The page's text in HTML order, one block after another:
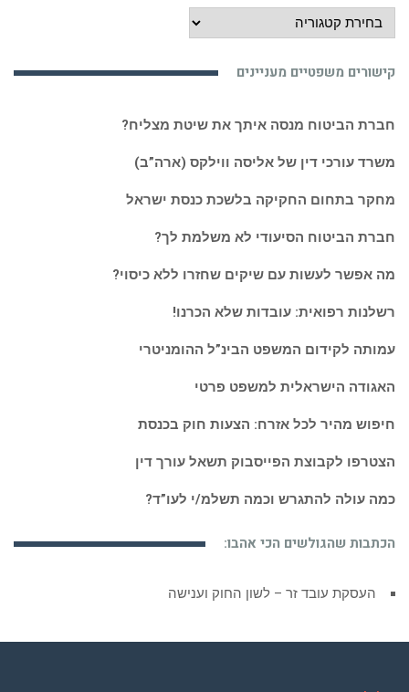
מידע
משפטי
ואקטואלי:
קישורים משפטיים מעניינים
חברת הביטוח מנסה איתך את שיטת מצליח?
משרד עורכי דין של אליסה ווילקס (ארה”ב)
מחקר בתחום החקיקה בלשכת כנסת ישראל
חברת הביטוח הסיעודי לא משלמת לך?
מה אפשר לעשות עם שיקים שחזרו ללא כיסוי?
רשלנות רפואית: עובדות שלא הכרנו!
עמותה לקידום המשפט הבינ”ל ההומניטרי
האגודה הישראלית למשפט פרטי
חיפוש מהיר לכל אזרח: הצעות חוק בכנסת
הצטרפו לקבוצת הפייסבוק תשאל עורך דין
כמה עולה להתגרש וכמה תשלמ/י לעו”ד?
הכתבות שהגולשים הכי אהבו:
העסקת עובד זר – לשון החוק וענישה